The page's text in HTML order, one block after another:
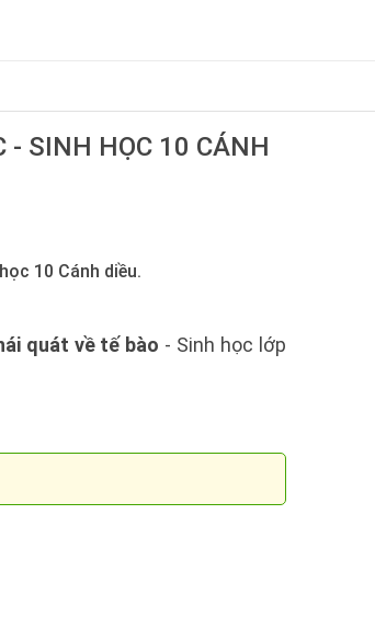
- SINH HỌC 10 CÁNH
10 Cánh diều.
quát về tế bào - Sinh học lớp